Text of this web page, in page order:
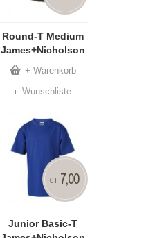
Round-T Medium
James+Nicholson
+ Warenkorb
Wunschliste
Junior Basic-T
CHF 7,00